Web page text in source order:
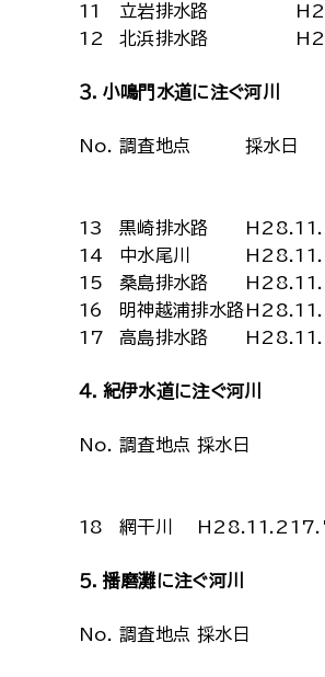
11
立岩排水路
12
北浜排水路
３．小鳴門水道に注ぐ河川
No. 調査地点 採水日
13
黒崎排水路
14
中水尾川
15
桑島排水路
16
明神越浦排水路
17
高島排水路
４．紀伊水道に注ぐ河川
No. 調査地点 採水日
18
網干川 H28.11.21
５．播磨灘に注ぐ河川
No. 調査地点 採水日